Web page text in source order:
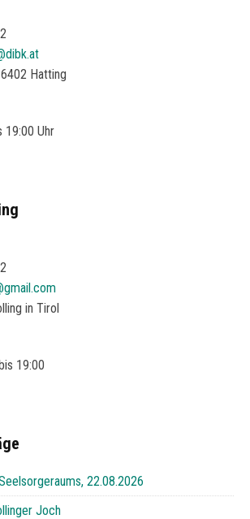
Hatting
19:00 Uhr
in Tirol
19:00
22.08.2026
Joch